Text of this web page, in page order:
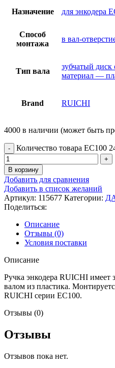
Назначение для энкодера
Способ
монтажа
в вал-
Тип вала
зубчатый
материал —
Brand RUICHI
4000 в наличии (может быть
Количество товара EC100
В корзину
Добавить для сравнения
Добавить в список желаний
Артикул: 115677 Категории:
Поделиться:
Описание
Отзывы (0)
Условия поставки
Описание
Ручка энкодера RUICHI имеет
валом из пластика.
RUICHI серии EC100.
Отзывы (0)
Отзывы
Отзывов пока нет.